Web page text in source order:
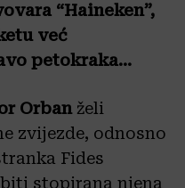
“Haineken”,
već
petokraka…
Orban želi
zvijezde, odnosno
Fides
stopirana njena